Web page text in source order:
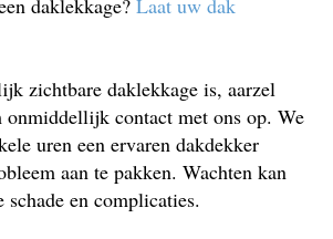
daklekkage? Laat uw dak
zichtbare daklekkage is, aarzel
onmiddellijk contact met ons op. We
uren een ervaren dakdekker
aan te pakken. Wachten kan
en complicaties.